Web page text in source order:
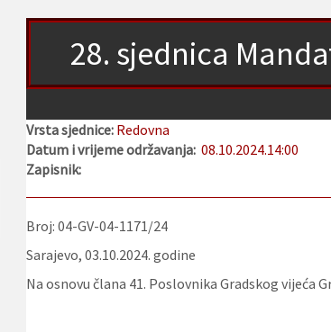
28. sjednica
Vrsta sjednice: Redovna
Datum i vrijeme održavanja: 08.10.2024.14:00
Zapisnik:
Broj: 04-GV-04-1171/24
Sarajevo, 03.10.2024. godine
Na osnovu člana 41. Poslovnika Gradskog vijeća